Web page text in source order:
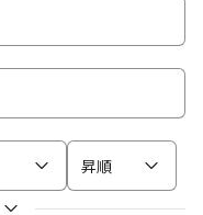
昇順